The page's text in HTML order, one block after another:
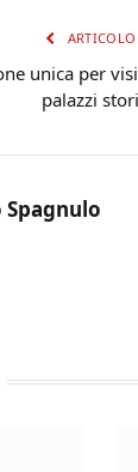
ARTICOLO
unica per
palazzi